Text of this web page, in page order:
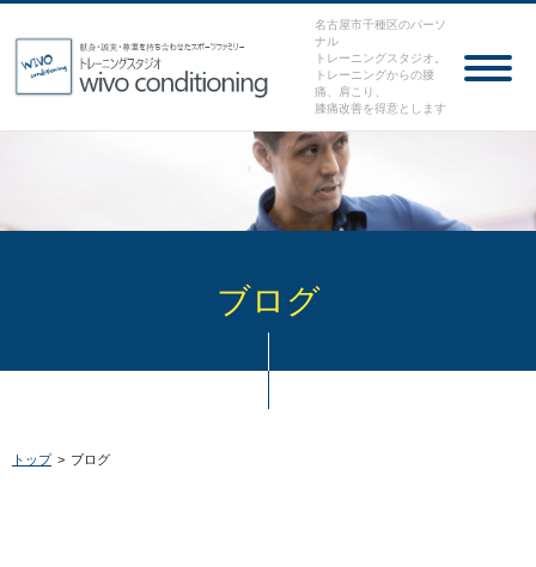
名古屋市千種区のパーソ
ナル
トレーニングスタジオ。
トレーニングからの腰
痛、肩こり、
膝痛改善を得意とします
ブログ
トップ > ブログ